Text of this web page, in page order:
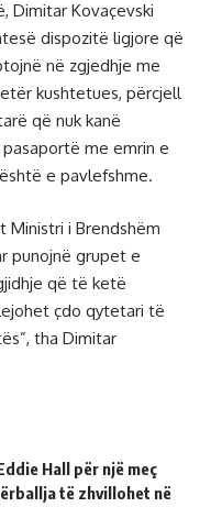
Dimitar Kovaçevski
dispozitë ligjore që
në zgjedhje me
kushtetues, përcjell
që nuk kanë
me emrin e
e pavlefshme.
Ministri i Brendshëm
punojnë grupet e
që të ketë
çdo qytetari të
tha Dimitar
Hall për një meç
të zhvillohet në